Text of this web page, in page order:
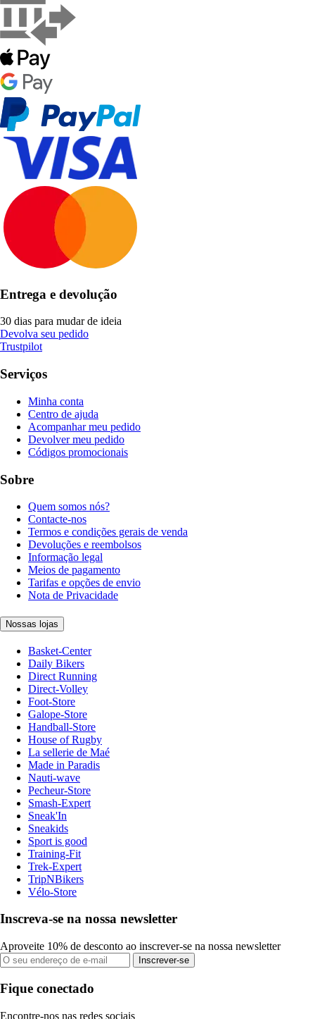
Entrega e devolução
30 dias para mudar de ideia
Devolva seu pedido
Trustpilot
Serviços
Minha conta
Centro de ajuda
Acompanhar meu pedido
Devolver meu pedido
Códigos promocionais
Sobre
Quem somos nós?
Contacte-nos
Termos e condições gerais de venda
Devoluções e reembolsos
Informação legal
Meios de pagamento
Tarifas e opções de envio
Nota de Privacidade
Nossas lojas
Basket-Center
Daily Bikers
Direct Running
Direct-Volley
Foot-Store
Galope-Store
Handball-Store
House of Rugby
La sellerie de Maé
Made in Paradis
Nauti-wave
Pecheur-Store
Smash-Expert
Sneak'In
Sneakids
Sport is good
Training-Fit
Trek-Expert
TripNBikers
Vélo-Store
Inscreva-se na nossa newsletter
Aproveite 10% de desconto ao inscrever-se na nossa newsletter
Inscrever-se
Fique conectado
Encontre-nos nas redes sociais